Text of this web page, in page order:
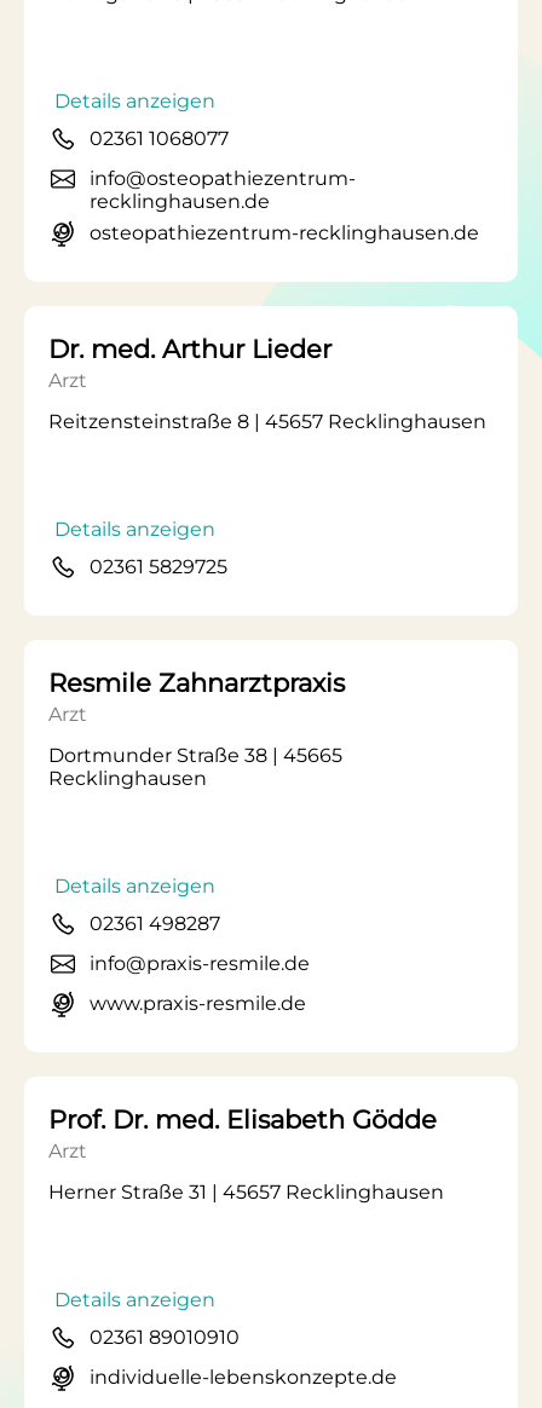
Details anzeigen
02361 1068077
info@osteopathiezentrum-
recklinghausen.de
osteopathiezentrum-recklinghausen.de
Dr. med. Arthur Lieder
Arzt
Reitzensteinstraße 8 | 45657 Recklinghausen
Details anzeigen
02361 5829725
Resmile Zahnarztpraxis
Arzt
Dortmunder Straße 38 | 45665
Recklinghausen
Details anzeigen
02361 498287
info@praxis-resmile.de
www.praxis-resmile.de
Prof. Dr. med. Elisabeth Gödde
Arzt
Herner Straße 31 | 45657 Recklinghausen
Details anzeigen
02361 89010910
individuelle-lebenskonzepte.de